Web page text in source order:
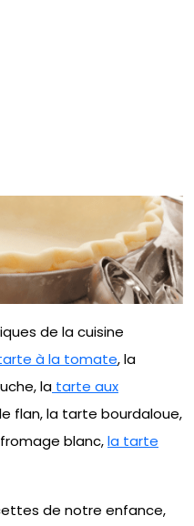
de la cuisine
à la tomate, la
la tarte aux
flan, la tarte bourdaloue,
blanc,la tarte
de notre enfance,